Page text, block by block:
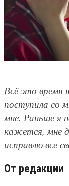
Всё это время
поступила со
мне. Раньше я
кажется, мне
исправлю все
От редакции